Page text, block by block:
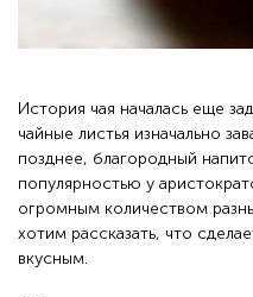
История чая началась еще
чайные листья изначально
позднее, благородный
популярностью у
огромным количеством
хотим рассказать, что
вкусным.